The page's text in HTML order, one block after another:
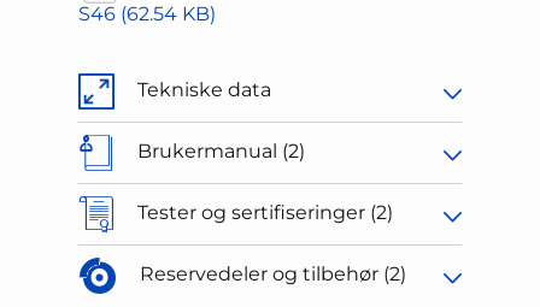
S46 (62.54 KB)
Tekniske data
Brukermanual (2)
Tester og sertifiseringer (2)
Reservedeler og tilbehør (2)